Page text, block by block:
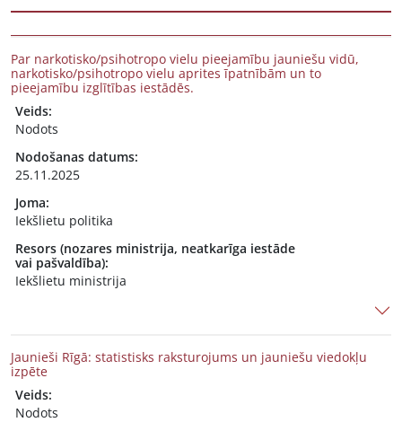
Par narkotisko/psihotropo vielu pieejamību jauniešu vidū,
narkotisko/psihotropo vielu aprites īpatnībām un to
pieejamību izglītības iestādēs.
Veids:
Nodots
Nodošanas datums:
25.11.2025
Joma:
Iekšlietu politika
Resors (nozares ministrija, neatkarīga iestāde
vai pašvaldība):
Iekšlietu ministrija
Jaunieši Rīgā: statistisks raksturojums un jauniešu viedokļu
izpēte
Veids:
Nodots